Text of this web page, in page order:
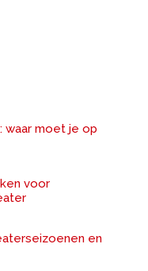
waar moet je op
voor
en